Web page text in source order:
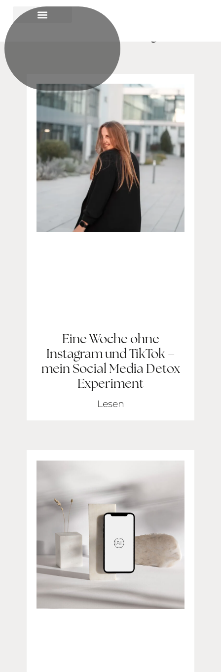
Weitere Beiträge
Eine Woche ohne
Instagram und TikTok –
mein Social Media Detox
Experiment
Lesen